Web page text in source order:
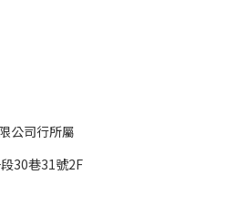
公司行所屬
30巷31號2F